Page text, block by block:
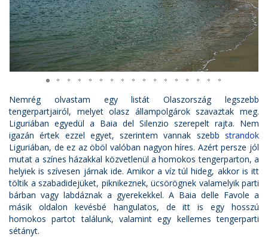
Nemrég olvastam egy listát Olaszország legszebb
tengerpartjairól, melyet olasz állampolgárok szavaztak meg.
Liguriában egyedül a Baia del Silenzio szerepelt rajta. Nem
igazán értek ezzel egyet, szerintem vannak szebb strandok
Liguriában, de ez az öböl valóban nagyon híres. Azért persze jól
mutat a színes házakkal közvetlenül a homokos tengerparton, a
helyiek is szívesen járnak ide. Amikor a víz túl hideg, akkor is itt
töltik a szabadidejüket, piknikeznek, ücsörögnek valamelyik parti
bárban vagy labdáznak a gyerekekkel. A Baia delle Favole a
másik oldalon kevésbé hangulatos, de itt is egy hosszú
homokos partot találunk, valamint egy kellemes tengerparti
sétányt.